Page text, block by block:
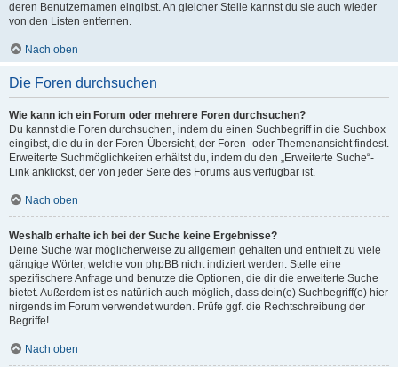
deren Benutzernamen eingibst. An gleicher Stelle kannst du sie auch wieder
von den Listen entfernen.
Nach oben
Die Foren durchsuchen
Wie kann ich ein Forum oder mehrere Foren durchsuchen?
Du kannst die Foren durchsuchen, indem du einen Suchbegriff in die Suchbox
eingibst, die du in der Foren-Übersicht, der Foren- oder Themenansicht findest.
Erweiterte Suchmöglichkeiten erhältst du, indem du den „Erweiterte Suche“-
Link anklickst, der von jeder Seite des Forums aus verfügbar ist.
Nach oben
Weshalb erhalte ich bei der Suche keine Ergebnisse?
Deine Suche war möglicherweise zu allgemein gehalten und enthielt zu viele
gängige Wörter, welche von phpBB nicht indiziert werden. Stelle eine
spezifischere Anfrage und benutze die Optionen, die dir die erweiterte Suche
bietet. Außerdem ist es natürlich auch möglich, dass dein(e) Suchbegriff(e) hier
nirgends im Forum verwendet wurden. Prüfe ggf. die Rechtschreibung der
Begriffe!
Nach oben